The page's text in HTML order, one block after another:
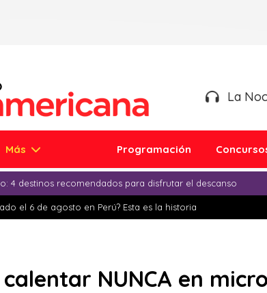
La
Más Programación
4 destinos recomendados para disfrutar el descanso
el 6 de agosto en Perú? Esta es la historia
NUNCA en